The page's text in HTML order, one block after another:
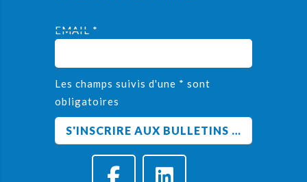
EMAIL *
Les champs suivis d'une * sont
obligatoires